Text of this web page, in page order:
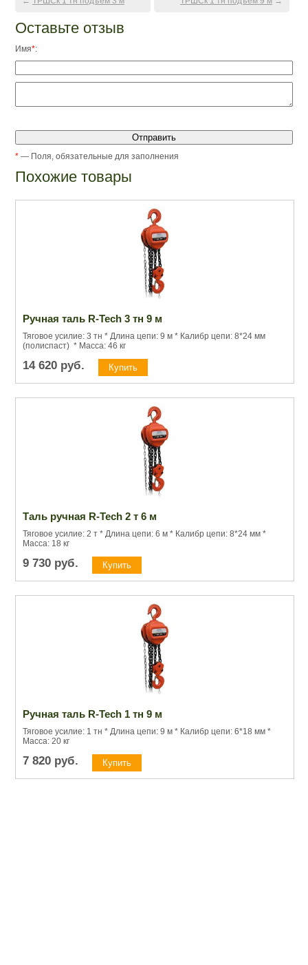
Оставьте отзыв
Имя*:
* — Поля, обязательные для заполнения
Похожие товары
Ручная таль R-Tech 3 тн 9 м
Тяговое усилие: 3 тн * Длина цепи: 9 м * Калибр цепи: 8*24 мм
(полиспаст) * Масса: 46 кг
14 620 руб.
Таль ручная R-Tech 2 т 6 м
Тяговое усилие: 2 т * Длина цепи: 6 м * Калибр цепи: 8*24 мм *
Масса: 18 кг
9 730 руб.
Ручная таль R-Tech 1 тн 9 м
Тяговое усилие: 1 тн * Длина цепи: 9 м * Калибр цепи: 6*18 мм *
Масса: 20 кг
7 820 руб.